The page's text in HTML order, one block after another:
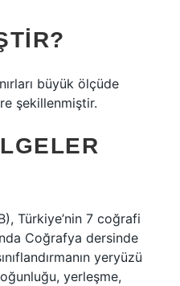
büyük ölçüde
şekillenmiştir.
Türkiye’nin 7 coğrafi
Coğrafya dersinde
yeryüzü
yerleşme,